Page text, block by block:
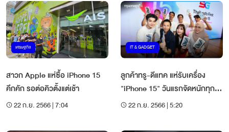
เศรษฐกิจ
สาวก Apple แห่ซื้อ iPhone 15
คึกคัก รอต่อคิวตั้งแต่เช้า
22 ก.ย. 2566 | 7:04
IT & GADGET
ลูกค้าทรู-ดีแทค แห่รับเครื่อง
"iPhone 15" วันแรกจัดหนักทุก
ภาคทั่วไทย
22 ก.ย. 2566 | 5:20